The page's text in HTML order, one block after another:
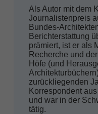
Als Autor mit dem
Journalistenpreis
Bundes-
Berichterstattung
prämiert, ist er als
Recherche und
Höfe (und
zurückliegenden
Korrespondent
und war in der
tätig.